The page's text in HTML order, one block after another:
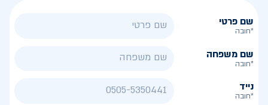
שם פרטי
*חובה
שם משפחה
*חובה
נייד
*חובה